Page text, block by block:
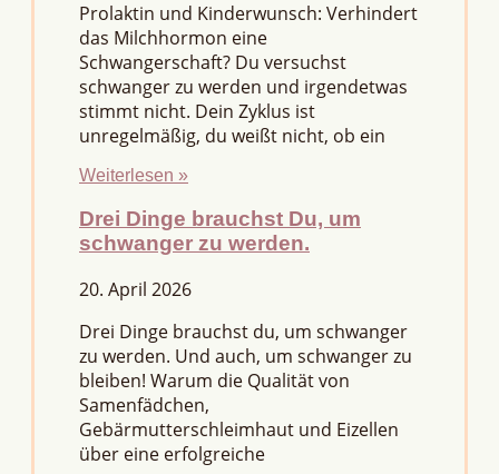
Prolaktin und Kinderwunsch: Verhindert
das Milchhormon eine
Schwangerschaft? Du versuchst
schwanger zu werden und irgendetwas
stimmt nicht. Dein Zyklus ist
unregelmäßig, du weißt nicht, ob ein
Weiterlesen »
Drei Dinge brauchst Du, um
schwanger zu werden.
20. April 2026
Drei Dinge brauchst du, um schwanger
zu werden. Und auch, um schwanger zu
bleiben! Warum die Qualität von
Samenfädchen,
Gebärmutterschleimhaut und Eizellen
über eine erfolgreiche